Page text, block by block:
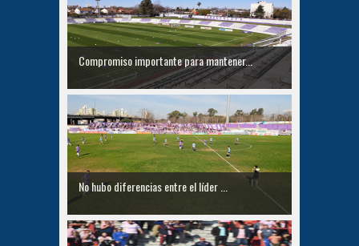
Compromiso importante para mantener...
No hubo diferencias entre el líder ...